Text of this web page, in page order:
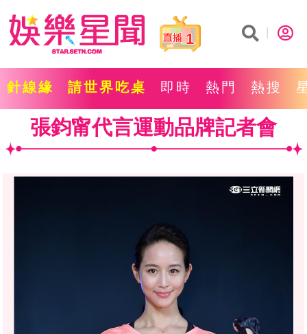
1
針線緣 請世界吃桌 即時 熱門 熱搜
張鈞甯代言運動品牌記者會